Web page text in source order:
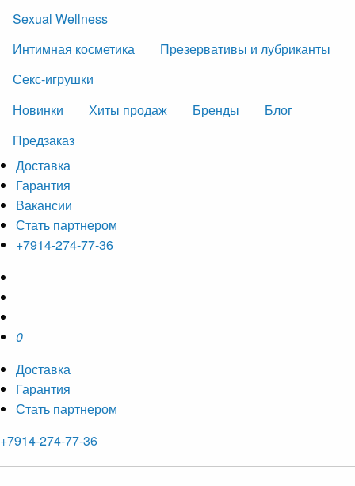
Sexual Wellness
Интимная косметика
Презервативы и лубриканты
Секс-игрушки
Новинки
Хиты продаж Бренды
Блог
Предзаказ
Доставка
Гарантия
Вакансии
Стать партнером
+7914-274-77-36
0
Доставка
Гарантия
Стать партнером
+7914-274-77-36